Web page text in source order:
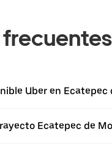
Uber en Ecatepec
Ecatepec de